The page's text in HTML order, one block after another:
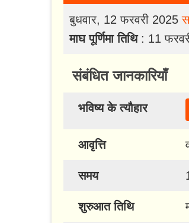
बुधवार, 12 फरवरी 2025
माघ पूर्णिमा तिथि: 11
संबंधित जानकारियाँ
भविष्य के त्यौहार
आवृत्ति
समय
शुरुआत तिथि